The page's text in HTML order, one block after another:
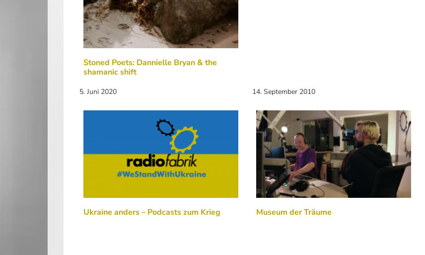
Stoned Poets: Dannielle Bryan & the
shamanic shift
5. Juni 2020 14. September 2010
Ukraine anders – Podcasts zum Krieg Museum der Träume